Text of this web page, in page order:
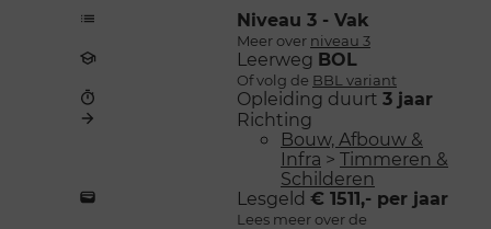
Niveau 3 - Vak
Meer over niveau 3
Leerweg BOL
Of volg de BBL variant
Opleiding duurt 3 jaar
Richting
Bouw, Afbouw &
Infra > Timmeren &
Schilderen
Lesgeld € 1511,- per jaar
Lees meer over de